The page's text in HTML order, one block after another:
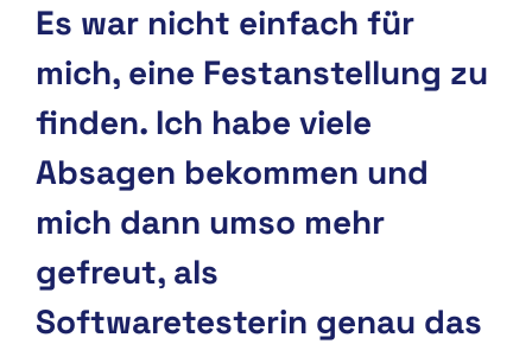
Es war nicht einfach für
mich, eine Festanstellung zu
finden. Ich habe viele
Absagen bekommen und
mich dann umso mehr
gefreut, als
Softwaretesterin genau das